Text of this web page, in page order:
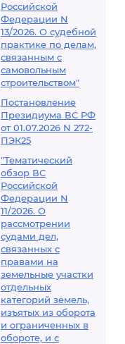
Российской
Федерации N
13/2026. О судебной
практике по делам,
связанным с
самовольным
строительством"
Постановление
Президиума ВС РФ
от 01.07.2026 N 272-
ПЭК25
"Тематический
обзор ВС
Российской
Федерации N
11/2026. О
рассмотрении
судами дел,
связанных с
правами на
земельные участки
отдельных
категорий земель,
изъятых из оборота
и ограниченных в
обороте, и с